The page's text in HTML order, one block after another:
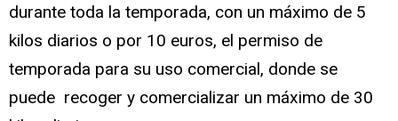
durante toda la temporada, con un máximo de 5
kilos diarios o por 10 euros, el permiso de
temporada para su uso comercial, donde se
puede recoger y comercializar un máximo de 30